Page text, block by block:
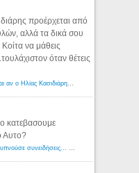
προέρχεται από
αλλά τα δικά σου
Κοίτα να μάθεις
όταν θέτεις
κατεβασουμε
Αυτο?